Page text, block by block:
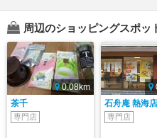
周辺のショッピングスポッ
0.08km
茶千
専門店
石舟庵 熱海店
専門店